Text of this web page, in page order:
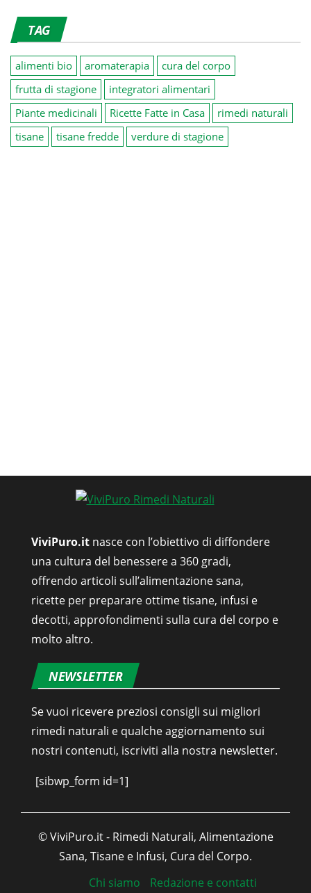
TAG
alimenti bio aromaterapia
cura del corpo
frutta di stagione
integratori alimentari
Piante medicinali
Ricette Fatte in Casa
rimedi naturali
tisane
tisane fredde verdure di stagione
ViviPuro.it nasce con l’obiettivo di diffondere
una cultura del benessere a 360 gradi,
offrendo articoli sull’alimentazione sana,
ricette per preparare ottime tisane, infusi e
decotti, approfondimenti sulla cura del corpo e
molto altro.
NEWSLETTER
Se vuoi ricevere preziosi consigli sui migliori
rimedi naturali e qualche aggiornamento sui
nostri contenuti, iscriviti alla nostra newsletter.
[sibwp_form id=1]
© ViviPuro.it - Rimedi Naturali, Alimentazione
Sana, Tisane e Infusi, Cura del Corpo.
Chi siamo
Redazione e contatti